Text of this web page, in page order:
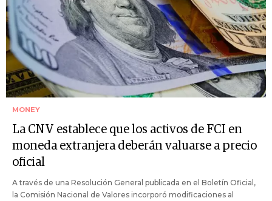
MONEY
La CNV establece que los activos de FCI en
moneda extranjera deberán valuarse a precio
oficial
A través de una Resolución General publicada en el Boletín Oficial,
la Comisión Nacional de Valores incorporó modificaciones al